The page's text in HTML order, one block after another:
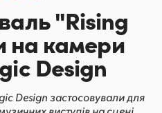
"Rising
на камери
Design
Design застосовували для